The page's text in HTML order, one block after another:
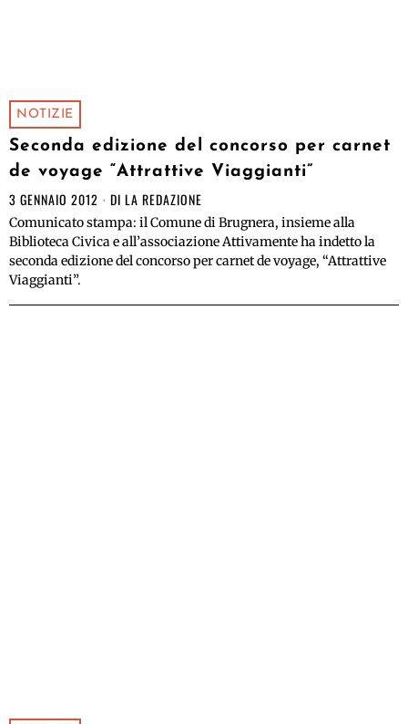
NOTIZIE
Seconda edizione del concorso per carnet
de voyage “Attrattive Viaggianti”
3 GENNAIO 2012 DI LA REDAZIONE
Comunicato stampa: il Comune di Brugnera, insieme alla
Biblioteca Civica e all’associazione Attivamente ha indetto la
seconda edizione del concorso per carnet de voyage, “Attrattive
Viaggianti”.